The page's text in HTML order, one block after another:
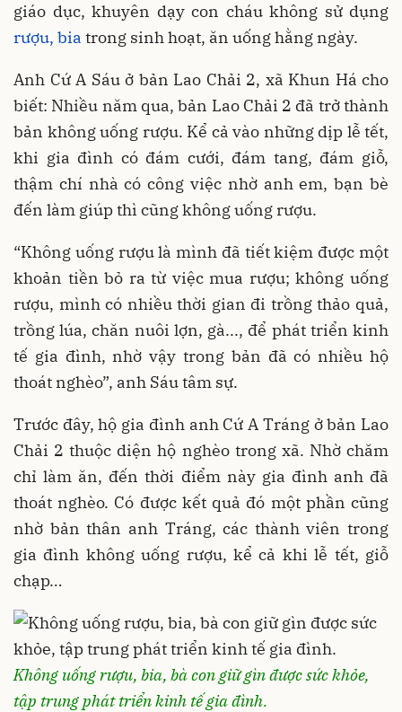
giáo dục, khuyên dạy con cháu không sử dụng
rượu, bia trong sinh hoạt, ăn uống hằng ngày.
Anh Cứ A Sáu ở bản Lao Chải 2, xã Khun Há cho
biết: Nhiều năm qua, bản Lao Chải 2 đã trở thành
bản không uống rượu. Kể cả vào những dịp lễ tết,
khi gia đình có đám cưới, đám tang, đám giỗ,
thậm chí nhà có công việc nhờ anh em, bạn bè
đến làm giúp thì cũng không uống rượu.
“Không uống rượu là mình đã tiết kiệm được một
khoản tiền bỏ ra từ việc mua rượu; không uống
rượu, mình có nhiều thời gian đi trồng thảo quả,
trồng lúa, chăn nuôi lợn, gà..., để phát triển kinh
tế gia đình, nhờ vậy trong bản đã có nhiều hộ
thoát nghèo”, anh Sáu tâm sự.
Trước đây, hộ gia đình anh Cứ A Tráng ở bản Lao
Chải 2 thuộc diện hộ nghèo trong xã. Nhờ chăm
chỉ làm ăn, đến thời điểm này gia đình anh đã
thoát nghèo. Có được kết quả đó một phần cũng
nhờ bản thân anh Tráng, các thành viên trong
gia đình không uống rượu, kể cả khi lễ tết, giỗ
chạp…
Không uống rượu, bia, bà con giữ gìn được sức khỏe,
tập trung phát triển kinh tế gia đình.